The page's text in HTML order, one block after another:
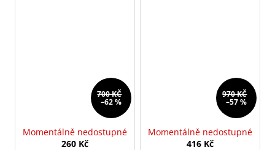
700 KČ
–62 %
Momentálně nedostupné
260 Kč
970 KČ
–57 %
Momentálně nedostupné
416 Kč